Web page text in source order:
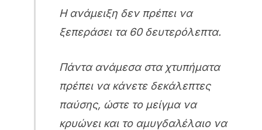
Η ανάμειξη δεν πρέπει να
ξεπεράσει τα 60 δευτερόλεπτα.
Πάντα ανάμεσα στα χτυπήματα
πρέπει να κάνετε δεκάλεπτες
παύσης, ώστε το μείγμα να
κρυώνει και το αμυγδαλέλαιο να